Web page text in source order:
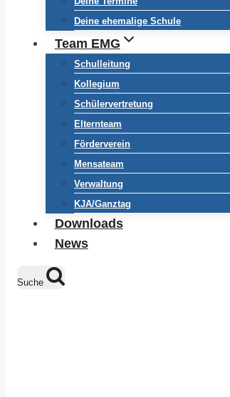
Deine ehemalige Schule
Team EMG
Schulleitung
Kollegium
Schülervertretung
Elternteam
Förderverein
Mensateam
Verwaltung
KJA/Ganztag
Downloads
News
Suche